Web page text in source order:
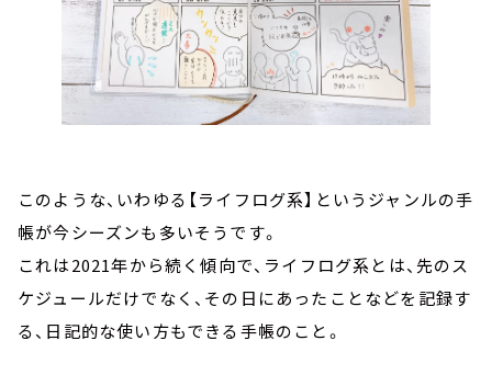
このような、いわゆる【ライフログ系】というジャンルの手
帳が今シーズンも多いそうです。
これは2021年から続く傾向で、ライフログ系とは、先のス
ケジュールだけでなく、その日にあったことなどを記録す
る、日記的な使い方もできる手帳のこと。